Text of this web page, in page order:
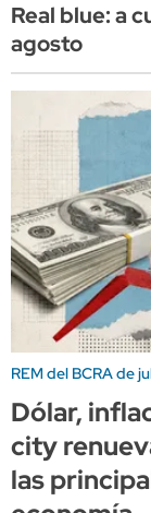
Real blue: a
agosto
REM del BCRA de
Dólar,
city
las